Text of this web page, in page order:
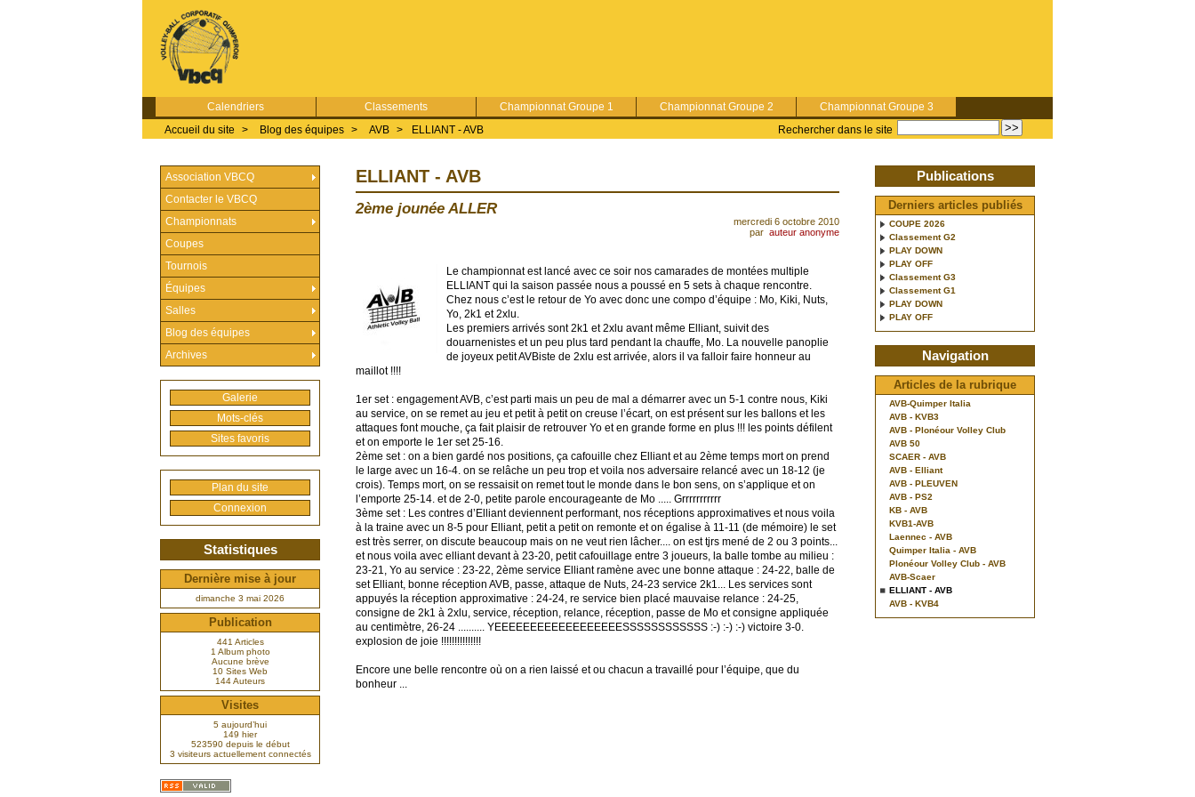
Calendriers Classements Championnat Groupe 1 Championnat Groupe 2
Championnat Groupe 3
Rechercher dans le site
Accueil du site > Blog des équipes > AVB > ELLIANT - AVB
ELLIANT - AVB
2ème jounée ALLER
mercredi 6 octobre 2010
par auteur anonyme
Le championnat est lancé avec ce soir nos camarades de montées multiple
ELLIANT qui la saison passée nous a poussé en 5 sets à chaque rencontre.
Chez nous c’est le retour de Yo avec donc une compo d’équipe : Mo, Kiki, Nuts,
Yo, 2k1 et 2xlu.
Les premiers arrivés sont 2k1 et 2xlu avant même Elliant, suivit des
douarnenistes et un peu plus tard pendant la chauffe, Mo. La nouvelle panoplie
de joyeux petit AVBiste de 2xlu est arrivée, alors il va falloir faire honneur au
maillot !!!!
1er set : engagement AVB, c’est parti mais un peu de mal a démarrer avec un 5-1 contre nous, Kiki
au service, on se remet au jeu et petit à petit on creuse l’écart, on est présent sur les ballons et les
attaques font mouche, ça fait plaisir de retrouver Yo et en grande forme en plus !!! les points défilent
et on emporte le 1er set 25-16.
2ème set : on a bien gardé nos positions, ça cafouille chez Elliant et au 2ème temps mort on prend
le large avec un 16-4. on se relâche un peu trop et voila nos adversaire relancé avec un 18-12 (je
crois). Temps mort, on se ressaisit on remet tout le monde dans le bon sens, on s’applique et on
l’emporte 25-14. et de 2-0, petite parole encourageante de Mo ..... Grrrrrrrrrrr
3ème set : Les contres d’Elliant deviennent performant, nos réceptions approximatives et nous voila
à la traine avec un 8-5 pour Elliant, petit a petit on remonte et on égalise à 11-11 (de mémoire) le set
est très serrer, on discute beaucoup mais on ne veut rien lâcher.... on est tjrs mené de 2 ou 3 points...
et nous voila avec elliant devant à 23-20, petit cafouillage entre 3 joueurs, la balle tombe au milieu :
23-21, Yo au service : 23-22, 2ème service Elliant ramène avec une bonne attaque : 24-22, balle de
set Elliant, bonne réception AVB, passe, attaque de Nuts, 24-23 service 2k1... Les services sont
appuyés la réception approximative : 24-24, re service bien placé mauvaise relance : 24-25,
consigne de 2k1 à 2xlu, service, réception, relance, réception, passe de Mo et consigne appliquée
au centimètre, 26-24 .......... YEEEEEEEEEEEEEEEEEESSSSSSSSSSSS :-) :-) :-) victoire 3-0.
explosion de joie !!!!!!!!!!!!!!!
Encore une belle rencontre où on a rien laissé et ou chacun a travaillé pour l’équipe, que du
bonheur ...
Association VBCQ
Contacter le VBCQ
Championnats
Coupes
Tournois
Équipes
Salles
Blog des équipes
Archives
Galerie
Mots-clés
Sites favoris
Plan du site
Connexion
Statistiques
Dernière mise à jour
dimanche 3 mai 2026
Publication
441 Articles
1 Album photo
Aucune brève
10 Sites Web
144 Auteurs
Visites
5 aujourd’hui
149 hier
523590 depuis le début
3 visiteurs actuellement connectés
Publications
Derniers articles publiés
COUPE 2026
Classement G2
PLAY DOWN
PLAY OFF
Classement G3
Classement G1
PLAY DOWN
PLAY OFF
Navigation
Articles de la rubrique
AVB-Quimper Italia
AVB - KVB3
AVB - Plonéour Volley Club
AVB 50
SCAER - AVB
AVB - Elliant
AVB - PLEUVEN
AVB - PS2
KB - AVB
KVB1-AVB
Laennec - AVB
Quimper Italia - AVB
Plonéour Volley Club - AVB
AVB-Scaer
ELLIANT - AVB
AVB - KVB4